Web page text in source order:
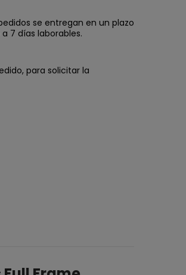
se entregan en un plazo
a 7 días laborables.
para solicitar la